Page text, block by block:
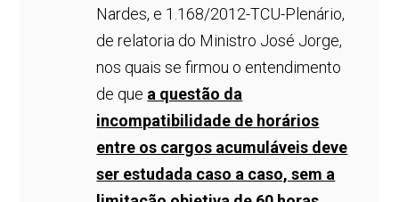
Nardes, e 1.168/2012-TCU-Plenário,
de relatoria do Ministro José Jorge,
nos quais se firmou o entendimento
de que a questão da
incompatibilidade de horários
entre os cargos acumuláveis deve
ser estudada caso a caso, sem a